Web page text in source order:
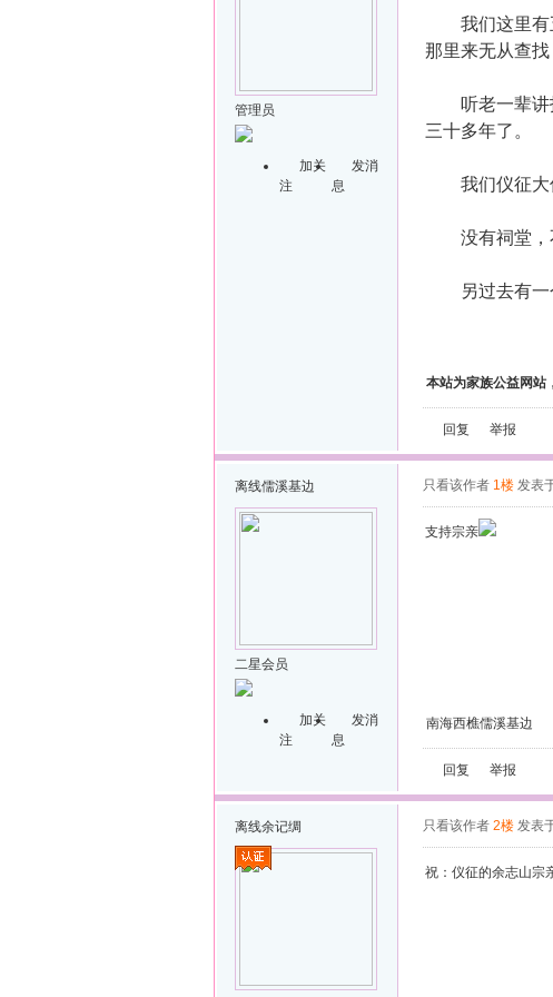
管理员
加关
注
发消
息
我们这里有五
那里来无从查找
听老一辈讲找
三十多年了。
我们仪征大仪
没有祠堂，不
另过去有一个
本站为家族公益网站
回复 举报
离线儒溪基边
二星会员
加关
注
发消
息
只看该作者 1楼 发表
支持宗亲
南海西樵儒溪基边
回复 举报
离线余记绸 只看该作者 2楼 发表
祝：仪征的余志山宗